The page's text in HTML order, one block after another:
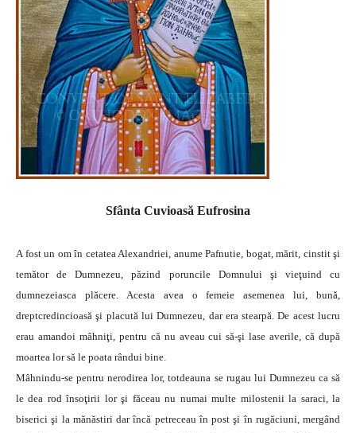
Sfânta Cuvioasă Eufrosina
A fost un om în cetatea Alexandriei, anume Pafnutie, bogat, mărit, cinstit şi
temător de Dumnezeu, păzind poruncile Domnului şi vieţuind cu
dumnezeiasca plăcere. Acesta avea o femeie asemenea lui, bună,
dreptcredincioasă şi placută lui Dumnezeu, dar era stearpă. De acest lucru
erau amandoi mâhniţi, pentru că nu aveau cui să-şi lase averile, că după
moartea lor să le poata rândui bine.
Mâhnindu-se pentru nerodirea lor, totdeauna se rugau lui Dumnezeu ca să
le dea rod însoţirii lor şi făceau nu numai multe milostenii la saraci, la
biserici şi la mănăstiri dar încă petreceau în post şi în rugăciuni, mergând